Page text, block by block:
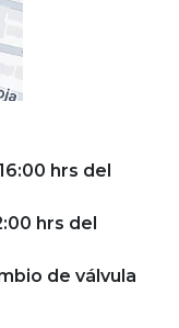
hrs del
hrs del
de válvula